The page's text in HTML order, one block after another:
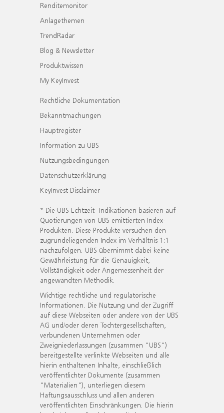
Renditemonitor
Anlagethemen
TrendRadar
Blog & Newsletter
Produktwissen
My KeyInvest
Rechtliche Dokumentation
Bekanntmachungen
Hauptregister
Information zu UBS
Nutzungsbedingungen
Datenschutzerklärung
KeyInvest Disclaimer
* Die UBS Echtzeit- Indikationen basieren auf
Quotierungen von UBS emittierten Index-
Produkten. Diese Produkte versuchen den
zugrundeliegenden Index im Verhältnis 1:1
nachzufolgen. UBS übernimmt dabei keine
Gewährleistung für die Genauigkeit,
Vollständigkeit oder Angemessenheit der
angewandten Methodik.
Wichtige rechtliche und regulatorische
Informationen. Die Nutzung und der Zugriff
auf diese Webseiten oder andere von der UBS
AG und/oder deren Tochtergesellschaften,
verbundenen Unternehmen oder
Zweigniederlassungen (zusammen "UBS")
bereitgestellte verlinkte Webseiten und alle
hierin enthaltenen Inhalte, einschließlich
veröffentlichter Dokumente (zusammen
"Materialien"), unterliegen diesem
Haftungsausschluss und allen anderen
veröffentlichten Einschränkungen. Die hierin